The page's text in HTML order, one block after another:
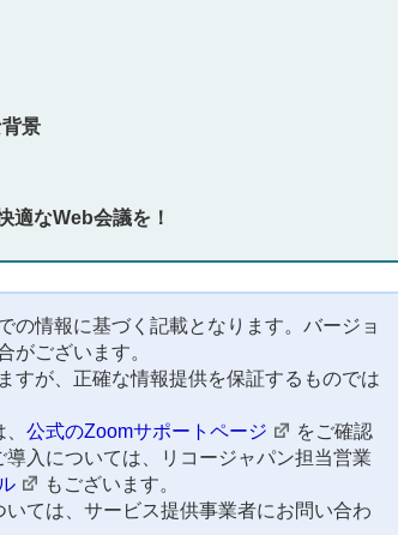
景
適なWeb会議を！
情報に基づく記載となります。バージョ
がございます。
すが、正確な情報提供を保証するものでは
公式のZoomサポートページ
をご確認
入については、リコージャパン担当営業
もございます。
ては、サービス提供事業者にお問い合わ